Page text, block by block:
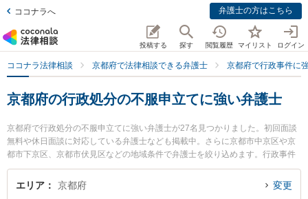
ココナラへ 弁護士の方はこちら
投稿する 探す 閲覧履歴 マイリスト ログイン
ココナラ法律相談 京都府で法律相談できる弁護士 京都府で行政事件に
京都府の行政処分の不服申立てに強い弁護士
京都府で行政処分の不服申立てに強い弁護士が27名見つかりました。初回面談
無料や休日面談に対応している弁護士なども掲載中。さらに京都市中京区や京
都市下京区、京都市伏見区などの地域条件で弁護士を絞り込めます。行政事件
に関係する行政処分の不服申立てや住民訴訟、抗告訴訟（処分取り消し等）等
の細かな分野での絞り込み検索もでき便利です。特に松原法律事務所の松原 祐
エリア 京都府 変更